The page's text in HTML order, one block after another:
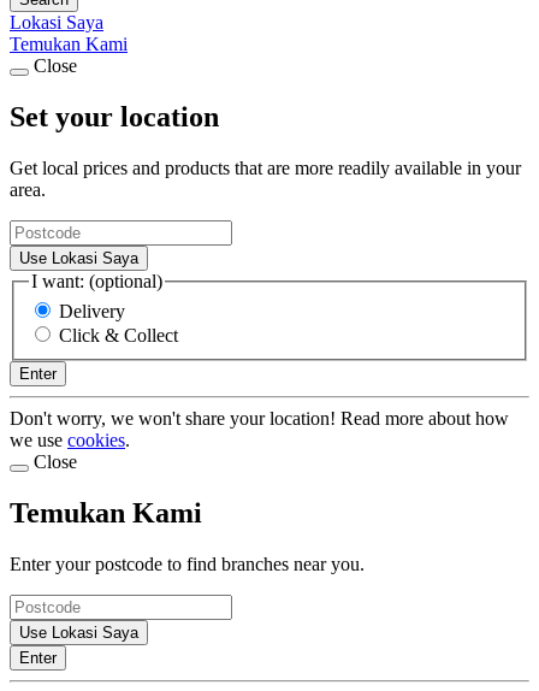
Lokasi Saya
Temukan Kami
Close
Set your location
Get local prices and products that are more readily available in your
area.
Use Lokasi Saya
I want: (optional)
Delivery
Click & Collect
Enter
Don't worry, we won't share your location! Read more about how
we use cookies.
Close
Temukan Kami
Enter your postcode to find branches near you.
Use Lokasi Saya
Enter